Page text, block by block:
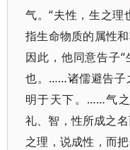
气。“夫性，生之理
指生命物质的属性
因此，他同意告子
也。……诸儒避告子
明于天下。……气之
礼、智，性所成之
之理，说成性，而